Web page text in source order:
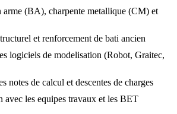
arme (BA), charpente metallique (CM) et
et renforcement de bati ancien
logiciels de modelisation (Robot, Graitec,
notes de calcul et descentes de charges
avec les equipes travaux et les BET